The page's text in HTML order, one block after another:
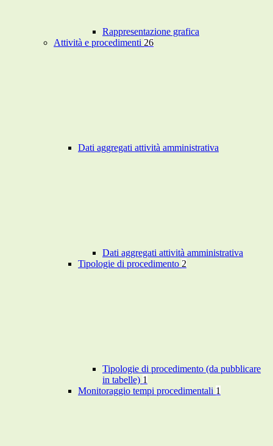
Rappresentazione grafica
Attività e procedimenti 26
Dati aggregati attività amministrativa
Dati aggregati attività amministrativa
Tipologie di procedimento 2
Tipologie di procedimento (da pubblicare
in tabelle) 1
Monitoraggio tempi procedimentali 1